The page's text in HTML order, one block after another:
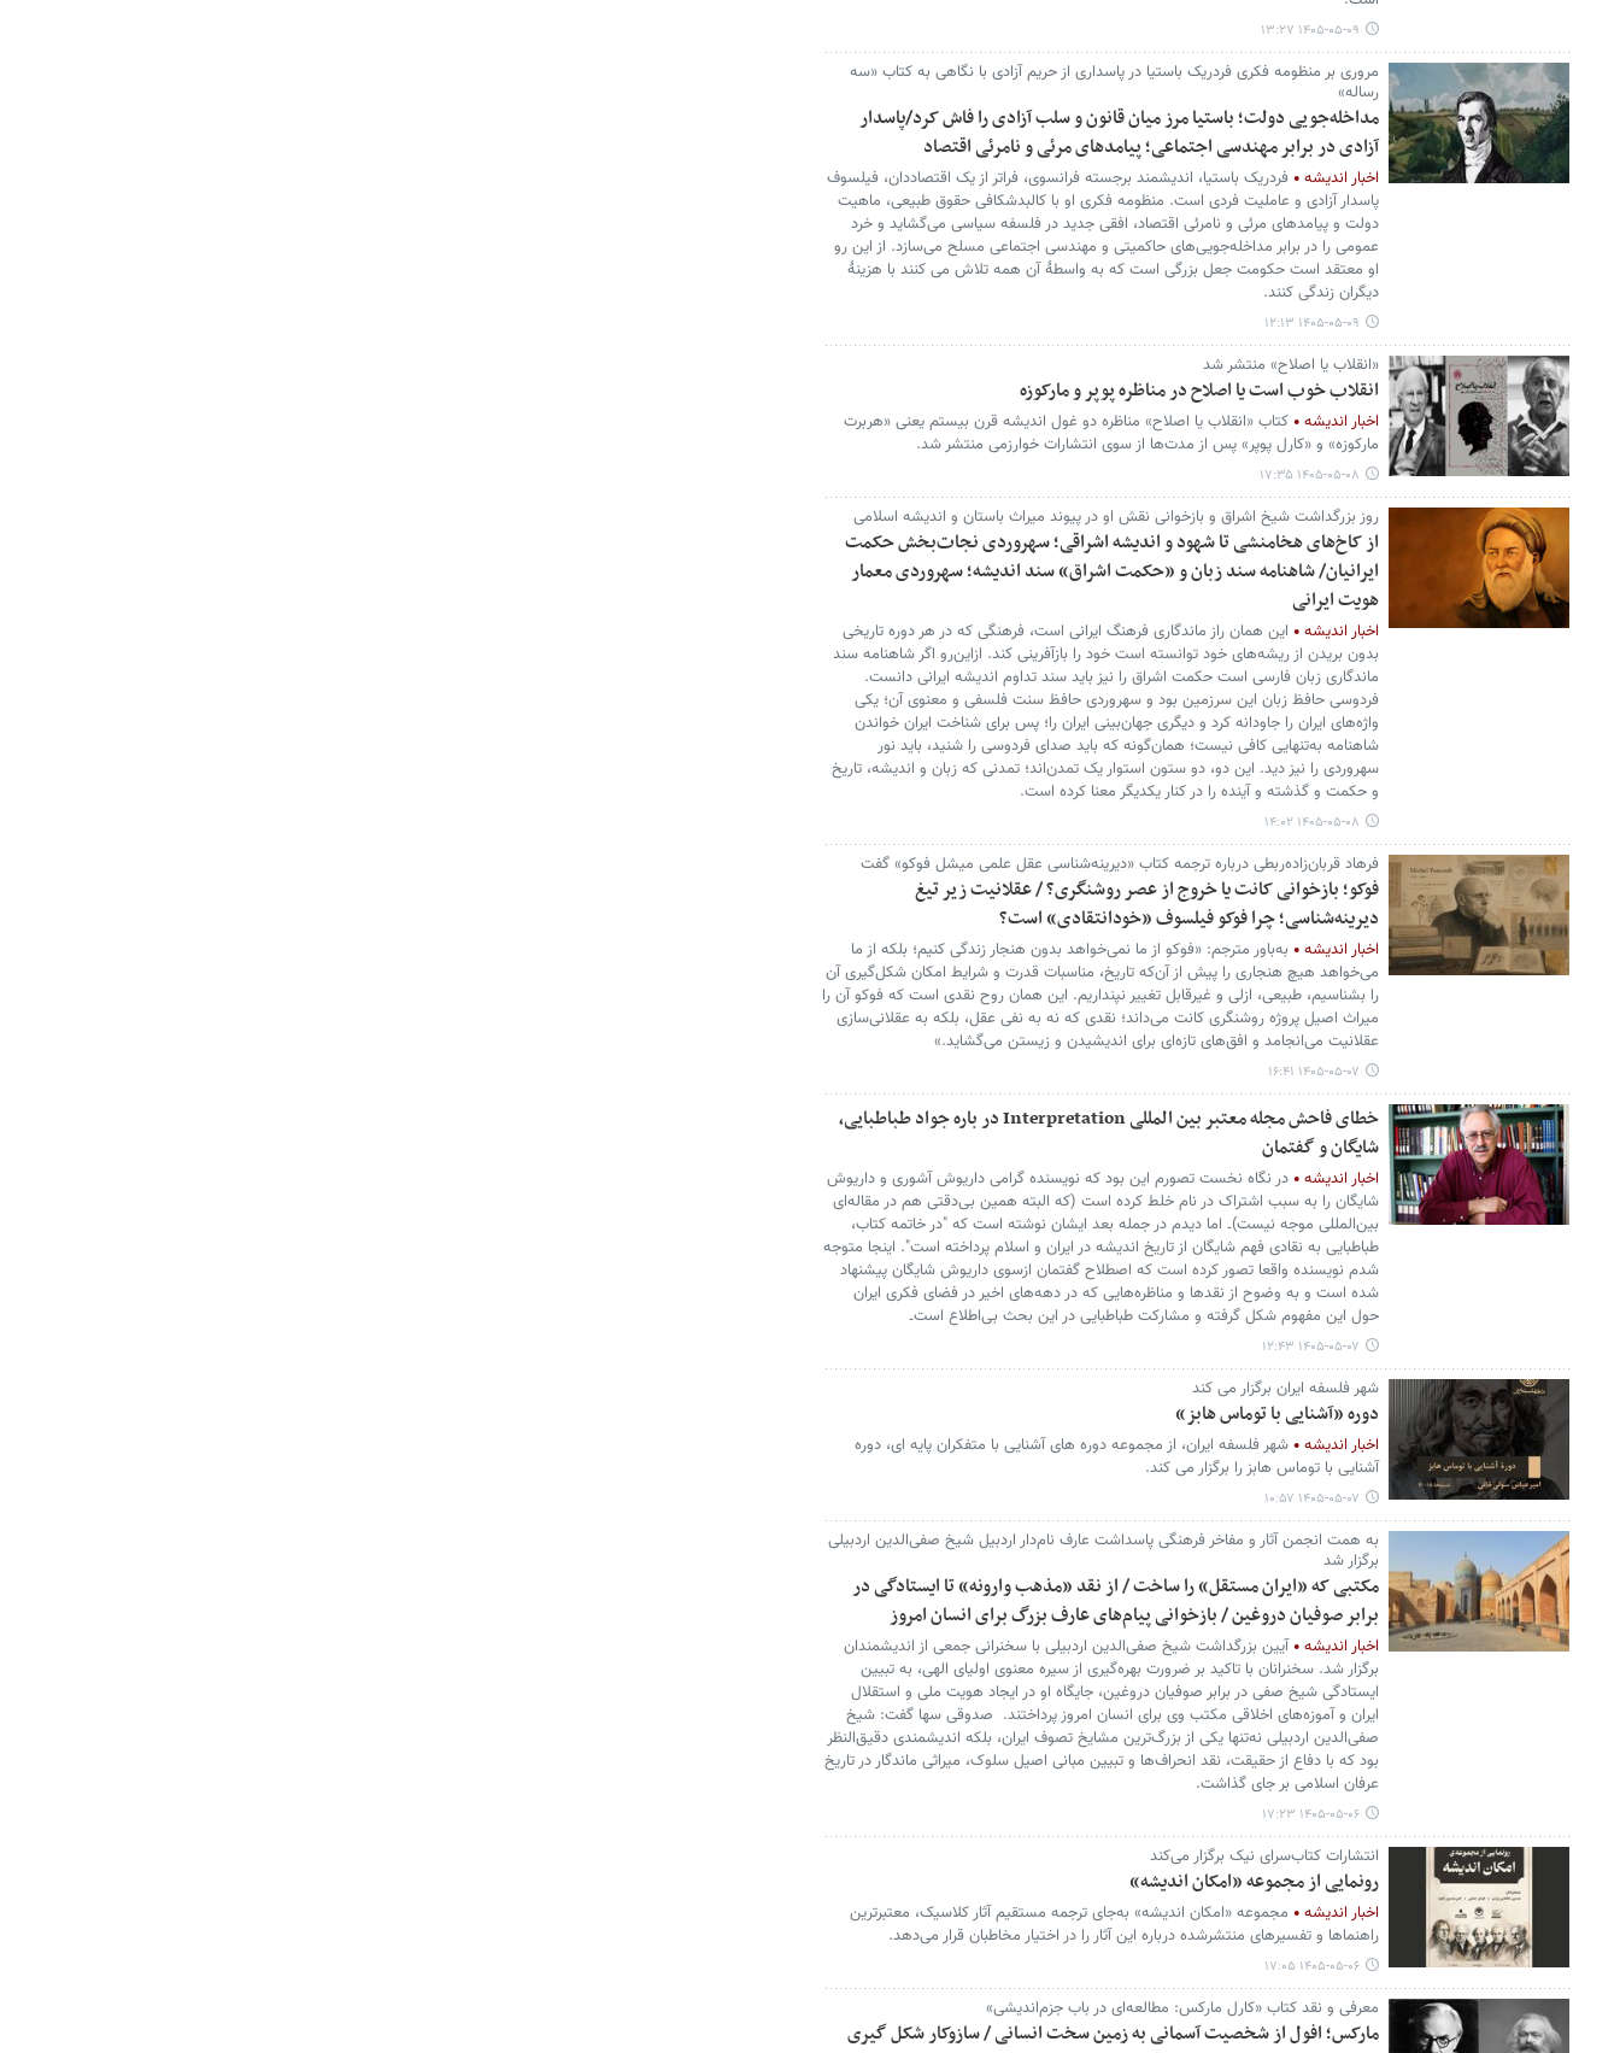
۱۴۰۵-۰۵-۰۹ ۱۳:۲۷
مروری بر منظومه فکری فردریک باستیا در پاسداری از حریم آزادی با نگاهی به کتاب «سه
رساله»
مداخله‌جویی دولت؛ باستیا مرز میان قانون و سلب آزادی را فاش کرد/پاسدار
آزادی در برابر مهندسی اجتماعی؛ پیامدهای مرئی و نامرئی اقتصاد
اخبار اندیشه
فردریک باستیا، اندیشمند برجسته فرانسوی، فراتر از یک اقتصاددان، فیلسوف
پاسدار آزادی و عاملیت فردی است. منظومه فکری او با کالبدشکافی حقوق طبیعی، ماهیت
دولت و پیامدهای مرئی و نامرئی اقتصاد، افقی جدید در فلسفه سیاسی می‌گشاید و خرد
عمومی را در برابر مداخله‌جویی‌های حاکمیتی و مهندسی اجتماعی مسلح می‌سازد. از این رو
او معتقد است حکومت جعل بزرگی است که به واسطۀ آن همه تلاش می کنند با هزینۀ
دیگران زندگی کنند.
۱۴۰۵-۰۵-۰۹ ۱۲:۱۳
«انقلاب یا اصلاح» منتشر شد
انقلاب خوب است یا اصلاح در مناظره پوپر و مارکوزه
اخبار اندیشه
کتاب «انقلاب یا اصلاح» مناظره دو غول اندیشه قرن بیستم یعنی «هربرت
مارکوزه» و «کارل پوپر» پس از مدت‌ها از سوی انتشارات خوارزمی منتشر شد.
۱۴۰۵-۰۵-۰۸ ۱۷:۳۵
روز بزرگداشت شیخ اشراق و بازخوانی نقش او در پیوند میراث باستان و اندیشه اسلامی
از کاخ‌های هخامنشی تا شهود و اندیشه اشراقی؛ سهروردی نجات‌بخش حکمت
ایرانیان/ شاهنامه سند زبان و «حکمت اشراق» سند اندیشه؛ سهروردی معمار
هویت ایرانی
اخبار اندیشه
این همان راز ماندگاری فرهنگ ایرانی است، فرهنگی که در هر دوره تاریخی
بدون بریدن از ریشه‌های خود توانسته است خود را بازآفرینی کند. ازاین‌رو اگر شاهنامه سند
ماندگاری زبان فارسی است حکمت اشراق را نیز باید سند تداوم اندیشه ایرانی دانست.
فردوسی حافظ زبان این سرزمین بود و سهروردی حافظ سنت فلسفی و معنوی آن؛ یکی
واژه‌های ایران را جاودانه کرد و دیگری جهان‌بینی ایران را؛ پس برای شناخت ایران خواندن
شاهنامه به‌تنهایی کافی نیست؛ همان‌گونه که باید صدای فردوسی را شنید، باید نور
سهروردی را نیز دید. این دو، دو ستون استوار یک تمدن‌اند؛ تمدنی که زبان و اندیشه، تاریخ
و حکمت و گذشته و آینده را در کنار یکدیگر معنا کرده است.
۱۴۰۵-۰۵-۰۸ ۱۴:۰۲
فرهاد قربان‌زاده‌ربطی درباره ترجمه کتاب «دیرینه‌شناسی عقل علمی میشل فوکو» گفت
فوکو؛ بازخوانی کانت یا خروج از عصر روشنگری؟ / عقلانیت زیر تیغ
دیرینه‌شناسی؛ چرا فوکو فیلسوف «خودانتقادی» است؟
اخبار اندیشه
به‌باور مترجم: «فوکو از ما نمی‌خواهد بدون هنجار زندگی کنیم؛ بلکه از ما
می‌خواهد هیچ هنجاری را پیش از آن‌که تاریخ، مناسبات قدرت و شرایط امکان شکل‌گیری آن
را بشناسیم، طبیعی، ازلی و غیرقابل تغییر نپنداریم. این همان روح نقدی است که فوکو آن را
میراث اصیل پروژه روشنگری کانت می‌داند؛ نقدی که نه به نفی عقل، بلکه به عقلانی‌سازی
عقلانیت می‌انجامد و افق‌های تازه‌ای برای اندیشیدن و زیستن می‌گشاید.»
۱۴۰۵-۰۵-۰۷ ۱۶:۴۱
خطای فاحش مجله معتبر بین المللی Interpretation در باره جواد طباطبایی،
شایگان و گفتمان
اخبار اندیشه
در نگاه نخست تصورم این بود که نویسنده گرامی داریوش آشوری و داریوش
شایگان را به سبب اشتراک در نام خلط کرده است (که البته همین بی‌دقتی هم در مقاله‌ای
بین‌المللی موجه نیست)۔ اما دیدم در جمله بعد ایشان نوشته است که "در خاتمه کتاب،
طباطبایی به نقادی فهم شایگان از تاریخ اندیشه در ایران و اسلام پرداخته است". اینجا متوجه
شدم نویسنده واقعا تصور کرده است که اصطلاح گفتمان ازسوی داریوش شایگان پیشنهاد
شده است و به وضوح از نقدها و مناظره‌هایی که در دهه‌های اخیر در فضای فکری ایران
حول این مفهوم شکل گرفته و مشارکت طباطبایی در این بحث بی‌اطلاع است۔
۱۴۰۵-۰۵-۰۷ ۱۲:۴۳
شهر فلسفه ایران برگزار می کند
دوره «آشنایی با توماس هابز»
اخبار اندیشه
شهر فلسفه ایران، از مجموعه دوره های آشنایی با متفکران پایه ای، دوره
آشنایی با توماس هابز را برگزار می کند.
۱۴۰۵-۰۵-۰۷ ۱۰:۵۷
به همت انجمن آثار و مفاخر فرهنگی پاسداشت عارف نام‌دار اردبیل شیخ صفی‌الدین اردبیلی
برگزار شد
مکتبی که «ایران مستقل» را ساخت / از نقد «مذهب وارونه» تا ایستادگی در
برابر صوفیان دروغین / بازخوانی پیام‌های عارف بزرگ برای انسان امروز
اخبار اندیشه
آیین بزرگداشت شیخ صفی‌الدین اردبیلی با سخنرانی جمعی از اندیشمندان
برگزار شد. سخنرانان با تاکید بر ضرورت بهره‌گیری از سیره معنوی اولیای الهی، به تبیین
ایستادگی شیخ صفی در برابر صوفیان دروغین، جایگاه او در ایجاد هویت ملی و استقلال
ایران و آموزه‌های اخلاقی مکتب وی برای انسان امروز پرداختند. صدوقی سها گفت: شیخ
صفی‌الدین اردبیلی نه‌تنها یکی از بزرگ‌ترین مشایخ تصوف ایران، بلکه اندیشمندی دقیق‌النظر
بود که با دفاع از حقیقت، نقد انحراف‌ها و تبیین مبانی اصیل سلوک، میراثی ماندگار در تاریخ
عرفان اسلامی بر جای گذاشت.
۱۴۰۵-۰۵-۰۶ ۱۷:۲۳
انتشارات کتاب‌سرای نیک برگزار می‌کند
رونمایی از مجموعه «امکان اندیشه»
اخبار اندیشه
مجموعه «امکان اندیشه» به‌جای ترجمه مستقیم آثار کلاسیک، معتبرترین
راهنماها و تفسیرهای منتشرشده درباره این آثار را در اختیار مخاطبان قرار می‌دهد.
۱۴۰۵-۰۵-۰۶ ۱۷:۰۵
معرفی و نقد کتاب «کارل مارکس: مطالعه‌ای در باب جزم‌اندیشی»
مارکس؛ افول از شخصیت آسمانی به زمین سخت انسانی / سازوکار شکل گیری